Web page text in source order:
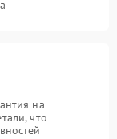
на
что